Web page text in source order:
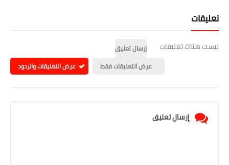
تعليقات
ليست هناك تعليقات
إرسال تعليق
عرض التعليقات فقط
عرض التعليقات والردود
إرسال تعليق